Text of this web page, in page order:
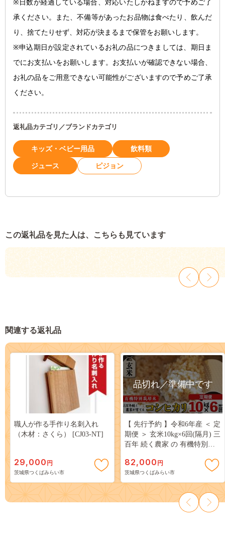
※日数が経過している場合、対応いたしかねますので予めご了
承ください。また、不備等があったお品物は食べたり、飲んだ
り、捨てたりせず、対応が決まるまで保管をお願いします。
※申込期日が設定されているお礼の品につきましては、期日ま
でにお支払いをお願いします。お支払いが確認できない場合、
お礼の品をご用意できない可能性がございますので予めご了承
ください。
返礼品カテゴリ／ブランドカテゴリ
キッズ・ベビー用品 飲料類
ジュース ピジョン
この返礼品を見た人は、こちらも見ています
関連する返礼品
職人が作る手作り名刺入れ
（木材：さくら） [CJ03-NT]
29,000 円
茨城県つくばみらい市
品切れ／準備中です
【 先行予約 】令和6年産 ＜ 定
期便 ＞ 玄米10kg×6回(隔月) 三
百年 続く農家 の 有機特別栽
創 米 こめ コメ ごはん ご飯 国
産 茨城県産 おいしい 新生活
プレゼント 新生活応援 必要な
もの 便利 おすすめ 消耗品 一
人暮らし 二人暮らし 必要
82,000 円
茨城県つくばみらい市